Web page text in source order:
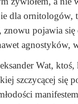
dla
pojawia się
agnostyków,
Wat, ktoś,
szczycącej się